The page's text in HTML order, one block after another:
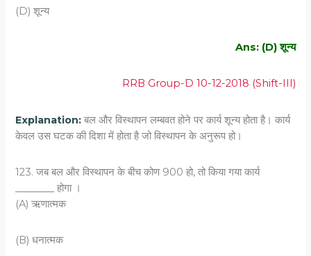
(D) शून्‍य
Ans: (D) शून्‍य
RRB Group-D 10-12-2018 (Shift-III)
Explanation: बल और विस्थापन लम्बवत होने पर कार्य शून्य होता है। कार्य
केवल उस घटक की दिशा में होता है जो विस्थापन के अनुरूप हो।
123. जब बल और विस्‍थापन के बीच कोण 900 हो, तो किया गया कार्य
________ होगा ।
(A) ऋणात्‍मक
(B) धनात्‍मक